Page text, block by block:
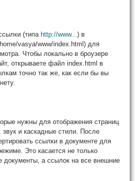
(типа http://www...) в
vasya/www/index.html) для
Чтобы локально в броузере
открываете файл index.html в
точно так же, как если бы вы
нужны для отображения страниц
и каскадные стили. После
ссылки в документе для
Это касается не только
документы, а ссылок на все внешние